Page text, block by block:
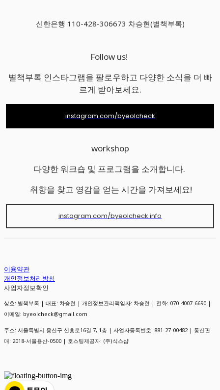
신한은행 110-428-306673 차승현(별책부록)
Follow us!
별책부록 인스타그램을 팔로우하고 다양한 소식을 더 빠
르게 받아보세요.
instagram.com/byeolcheck
workshop
다양한 워크숍 및 프로그램을 소개합니다.
취향을 찾고 영감을 얻는 시간을 가져보세요!
instagram.com/byeolcheck.info
이용약관
개인정보처리방침
사업자정보확인
상호: 별책부록 | 대표: 차승현 | 개인정보관리책임자: 차승현 | 전화: 070-4007-6690 |
이메일: byeolcheck@gmail.com
주소: 서울특별시 용산구 신흥로16길 7, 1층 | 사업자등록번호: 881-27-00482| 통신판
매: 2018-서울용산-0500 | 호스팅제공자: (주)식스샵